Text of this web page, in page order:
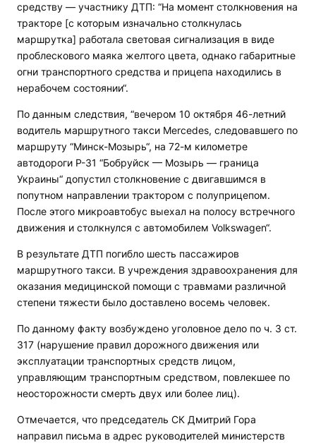
средству — участнику ДТП: “На момент столкновения на
тракторе [c которым изначально столкнулась
маршрутка] работала световая сигнализация в виде
проблескового маяка желтого цвета, однако габаритные
огни транспортного средства и прицепа находились в
нерабочем состоянии“.
По данным следствия, “вечером 10 октября 46-летний
водитель маршрутного такси Mercedes, следовавшего по
маршруту “Минск-Мозырь“, на 72-м километре
автодороги Р-31 “Бобруйск — Мозырь — граница
Украины“ допустил столкновение с двигавшимся в
попутном направлении трактором с полуприцепом.
После этого микроавтобус выехал на полосу встречного
движения и столкнулся с автомобилем Volkswagen“.
В результате ДТП погибло шесть пассажиров
маршрутного такси. В учреждения здравоохранения для
оказания медицинской помощи с травмами различной
степени тяжести было доставлено восемь человек.
По данному факту возбуждено уголовное дело по ч. 3 ст.
317 (нарушение правил дорожного движения или
эксплуатации транспортных средств лицом,
управляющим транспортным средством, повлекшее по
неосторожности смерть двух или более лиц).
Отмечается, что председатель СК Дмитрий Гора
направил письма в адрес руководителей министерств